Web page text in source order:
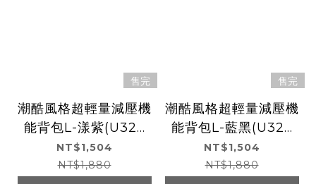
售完
潮酷風格超輕量減壓機
能背包L-漾紫(U329
0)
NT$1,504
NT$1,880
售完
潮酷風格超輕量減壓機
能背包L-藍黑(U329
0)
NT$1,504
NT$1,880